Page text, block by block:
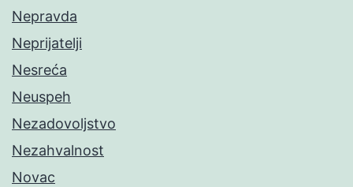
Nepravda
Neprijatelji
Nesreća
Neuspeh
Nezadovoljstvo
Nezahvalnost
Novac